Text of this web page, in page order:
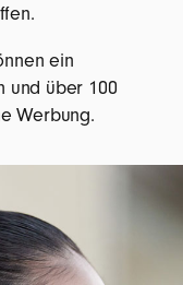
ein
und über 100
Werbung.